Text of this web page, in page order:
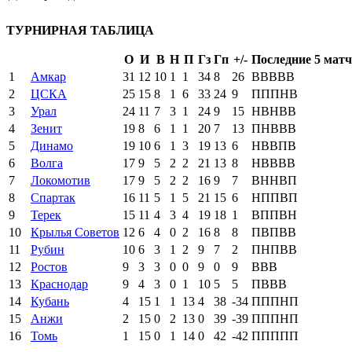
ТУРНИРНАЯ ТАБЛИЦА
О И В Н П Гз Гп +/- Последние 5
1
Амкар 31 12 10 1 1 34 8 26 ВВВВВ
2
ЦСКА 25 15 8 1 6 33 24 9 ПППНВ
3
Урал 24 11 7 3 1 24 9 15 НВНВВ
4
Зенит 19 8 6 1 1 20 7 13 ПНВВВ
5
Динамо 19 10 6 1 3 19 13 6 НВВПВ
6
Волга 17 9 5 2 2 21 13 8 НВВВВ
7
Локомотив 17 9 5 2 2 16 9 7 ВННВП
8
Спартак 16 11 5 1 5 21 15 6 НППВП
9
Терек 15 11 4 3 4 19 18 1 ВППВН
10
Крылья Советов 12 6 4 0 2 16 8 8 ПВПВВ
11
Рубин 10 6 3 1 2 9 7 2 ПНПВВ
12
Ростов 9 3 3 0 0 9 0 9 ВВВ
13
Краснодар 9 4 3 0 1 10 5 5 ПВВВ
14
Кубань 4 15 1 1 13 4 38 -34 ПППНП
15
Анжи 2 15 0 2 13 0 39 -39 ПППНП
16
Томь 1 15 0 1 14 0 42 -42 ППППП